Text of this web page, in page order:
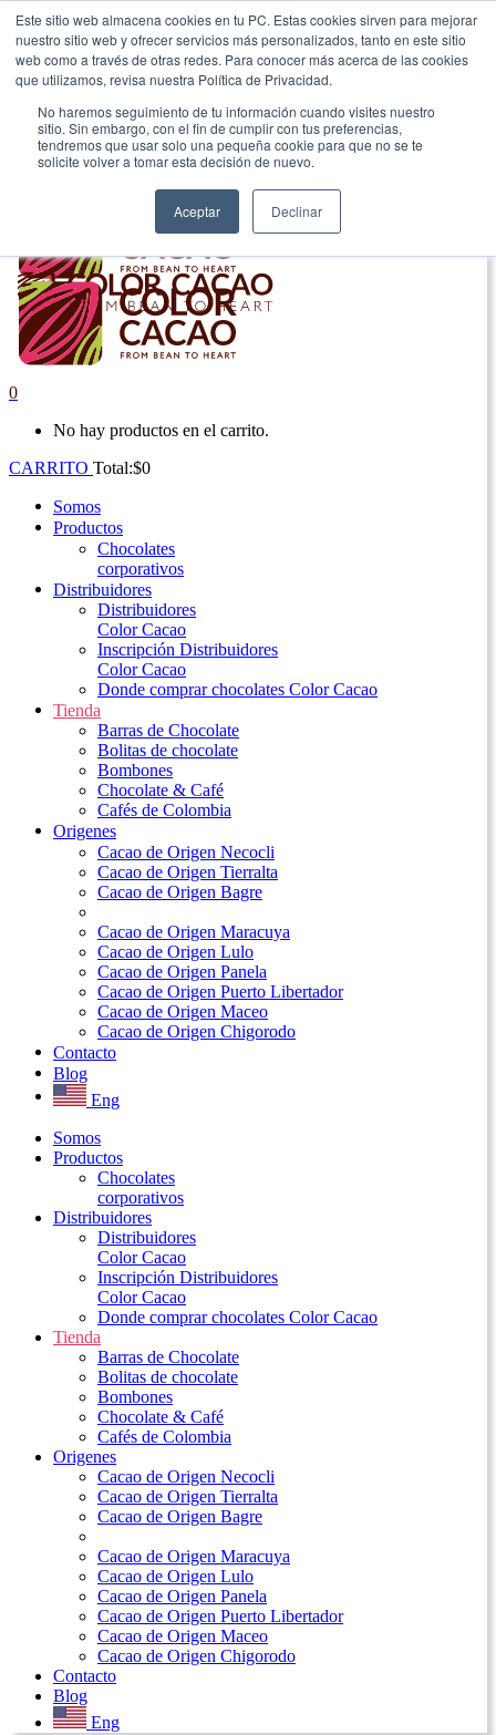
Este sitio web almacena cookies en tu PC. Estas cookies sirven para mejorar
nuestro sitio web y ofrecer servicios más personalizados, tanto en este sitio
web como a través de otras redes. Para conocer más acerca de las cookies
que utilizamos, revisa nuestra Política de Privacidad.
No haremos seguimiento de tu información cuando visites nuestro
sitio. Sin embargo, con el fin de cumplir con tus preferencias,
tendremos que usar solo una pequeña cookie para que no se te
solicite volver a tomar esta decisión de nuevo.
Aceptar Declinar
|
Envío gratis en Antioquia por compras superiores a $100.000.
0
No hay productos en el carrito.
CARRITO Total:$0
Somos
Productos
Chocolates
corporativos
Distribuidores
Distribuidores
Color Cacao
Inscripción Distribuidores
Color Cacao
Donde comprar chocolates Color Cacao
Tienda
Barras de Chocolate
Bolitas de chocolate
Bombones
Chocolate & Café
Cafés de Colombia
Origenes
Cacao de Origen Necocli
Cacao de Origen Tierralta
Cacao de Origen Bagre
Cacao de Origen Maracuya
Cacao de Origen Lulo
Cacao de Origen Panela
Cacao de Origen Puerto Libertador
Cacao de Origen Maceo
Cacao de Origen Chigorodo
Contacto
Blog
Eng
Somos
Productos
Chocolates
corporativos
Distribuidores
Distribuidores
Color Cacao
Inscripción Distribuidores
Color Cacao
Donde comprar chocolates Color Cacao
Tienda
Barras de Chocolate
Bolitas de chocolate
Bombones
Chocolate & Café
Cafés de Colombia
Origenes
Cacao de Origen Necocli
Cacao de Origen Tierralta
Cacao de Origen Bagre
Cacao de Origen Maracuya
Cacao de Origen Lulo
Cacao de Origen Panela
Cacao de Origen Puerto Libertador
Cacao de Origen Maceo
Cacao de Origen Chigorodo
Contacto
Blog
Eng